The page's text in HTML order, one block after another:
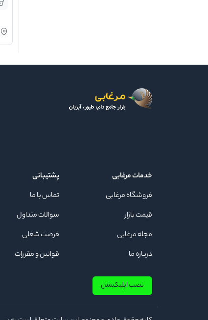
خدمات مرغابی
فروشگاه مرغابی
قیمت بازار
مجله مرغابی
درباره ما
پشتیبانی
تماس با ما
سوالات متداول
فرصت شغلی
قوانین و مقررات
نصب اپلیکیشن